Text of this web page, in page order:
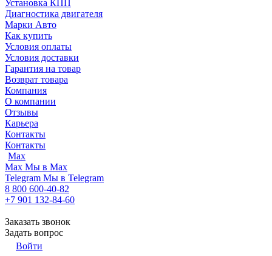
Установка КПП
Диагностика двигателя
Марки Авто
Как купить
Условия оплаты
Условия доставки
Гарантия на товар
Возврат товара
Компания
О компании
Отзывы
Карьера
Контакты
Контакты
Max
Max Мы в Max
Telegram Мы в Telegram
8 800 600-40-82
+7 901 132-84-60
Заказать звонок
Задать вопрос
Войти